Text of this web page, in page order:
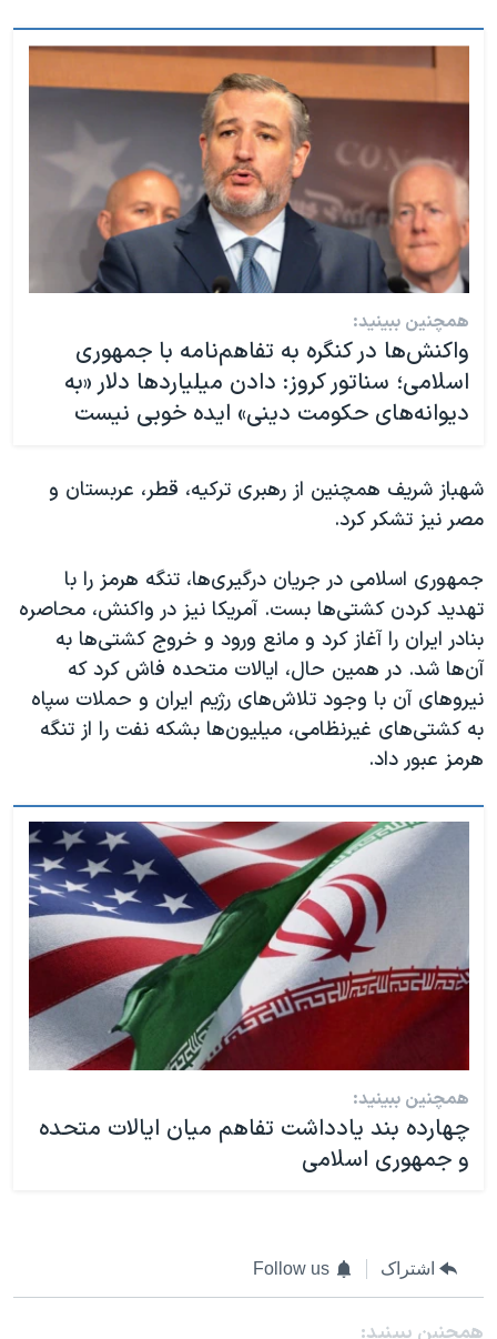
همچنین ببینید:
واکنش‌ها در کنگره به تفاهم‌نامه ‌با جمهوری
اسلامی؛ سناتور کروز: دادن میلیاردها دلار «به
دیوانه‌های حکومت دینی» ایده خوبی نیست
شهباز شریف همچنین از رهبری ترکیه، قطر، عربستان و
مصر نیز تشکر کرد.
جمهوری اسلامی در جریان درگیری‌ها، تنگه هرمز را با
تهدید کردن کشتی‌ها بست. آمریکا نیز در واکنش، محاصره
بنادر ایران را آغاز کرد و مانع ورود و خروج کشتی‌ها به
آن‌ها شد. در همین حال، ایالات متحده فاش کرد که
نیروهای آن با وجود تلاش‌های رژیم ایران و حملات سپاه
به کشتی‌های غیرنظامی، میلیون‌ها بشکه نفت را از تنگه
هرمز عبور داد.
همچنین ببینید:
چهارده بند یادداشت تفاهم میان ایالات متحده
و جمهوری اسلامی
اشتراک Follow us
همچنبن ببینید: